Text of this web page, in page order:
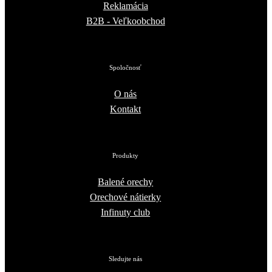
Reklamácia
B2B - Veľkoobchod
Spoločnosť
O nás
Kontakt
Produkty
Balené orechy
Orechové nátierky
Infinuty club
Sledujte nás